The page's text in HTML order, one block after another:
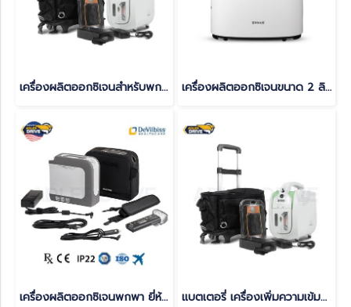
เครื่องผลิตออกซิเจนสำหรับพกพา Longfian รุ่น JAY-1 เครื่องผลิตออกซิเจนขนาด 2 ลิตร ยี่ห้อ Yuwell รุ่น YU600
เครื่องผลิตออกซิเจนพกพา ยี่ห้อ Devilbiss รุ่น iGo2 (USA) (แบตเตอรี่ 1 ก้อน) แบตเตอรี่ เครื่องเพิ่มความเข้มข้นของออกซิเจน พกพา รุ่น JAY-1